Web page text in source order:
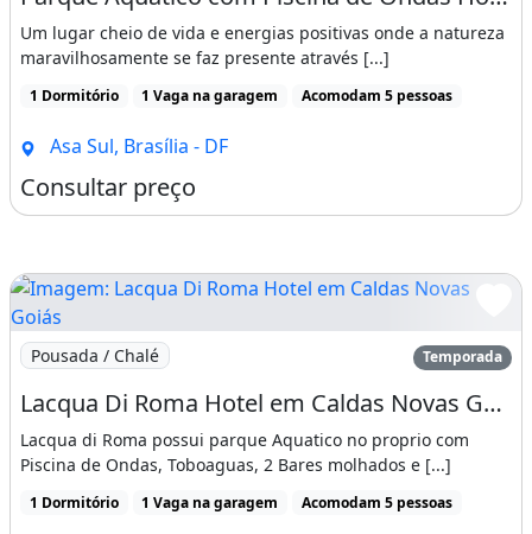
Um lugar cheio de vida e energias positivas onde a natureza
maravilhosamente se faz presente através [...]
1 Dormitório 1 Vaga na garagem Acomodam 5 pessoas
Asa Sul, Brasília - DF
Consultar preço
Imagem: Lacqua Di Roma Hotel em Caldas Novas Goiás
Pousada / Chalé Temporada
Lacqua Di Roma Hotel em Caldas Novas Goiás com Parque Aquático com Piscina de Ondas
Lacqua di Roma possui parque Aquatico no proprio com
Piscina de Ondas, Toboaguas, 2 Bares molhados e [...]
1 Dormitório 1 Vaga na garagem Acomodam 5 pessoas